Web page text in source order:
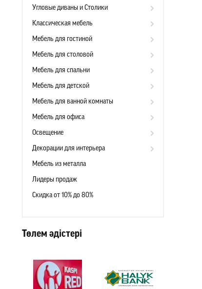
Угловые диваны и Столики
Классическая мебель
Мебель для гостиной
Мебель для столовой
Мебель для спальни
Мебель для детской
Мебель для ванной комнаты
Мебель для офиса
Освещение
Декорации для интерьера
Мебель из металла
Лидеры продаж
Скидка от 10% до 80%
Төлем әдістері